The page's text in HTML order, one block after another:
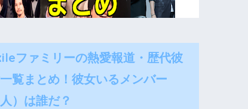
ファミリーの熱愛報道・歴代彼
覧まとめ！彼女いるメンバー
人）は誰だ？